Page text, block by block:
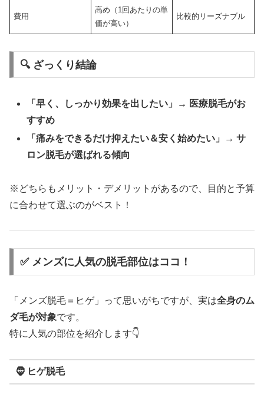
費用
高め（1回あたりの単
価が高い）
比較的リーズナブル
🔍 ざっくり結論
「早く、しっかり効果を出したい」→ 医療脱毛がお
すすめ
「痛みをできるだけ抑えたい＆安く始めたい」→ サ
ロン脱毛が選ばれる傾向
※どちらもメリット・デメリットがあるので、目的と予算
に合わせて選ぶのがベスト！
✅ メンズに人気の脱毛部位はココ！
「メンズ脱毛＝ヒゲ」って思いがちですが、実は全身のム
ダ毛が対象です。
特に人気の部位を紹介します👇
🧔 ヒゲ脱毛